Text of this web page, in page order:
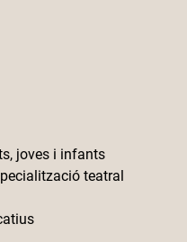
joves i infants
teatral